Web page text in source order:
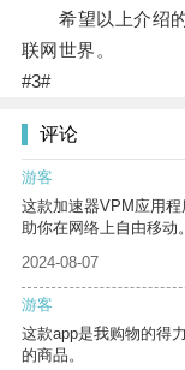
希望以上介绍的
联网世界。
#3#
评论
游客
这款加速器VPM应用
助你在网络上自由移动。
2024-08-07
游客
这款app是我购物的得
的商品。